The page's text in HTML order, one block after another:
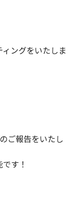
ングをいたしま
ご報告をいたし
す！